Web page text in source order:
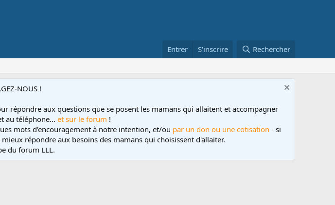
Entrer S'inscrire Rechercher
NOUS !
répondre aux questions que se posent les mamans qui allaitent et accompagner
au téléphone... et sur le forum !
mots d'encouragement à notre intention, et/ou par un don ou une cotisation - si
répondre aux besoins des mamans qui choisissent d'allaiter.
du forum LLL.